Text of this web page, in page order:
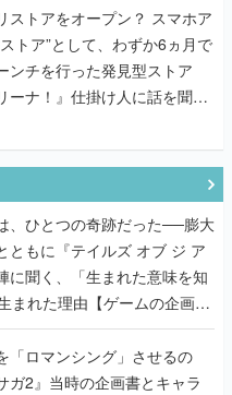
アをオープン？ スマホア
トア”として、わずか6ヵ月で
ンチを行った発見型ストア
ーナ！』仕掛け人に話を聞い
、ひとつの奇跡だった──膨大
ともに『テイルズ オブ ジ ア
に聞く、「生まれた意味を知
まれた理由【ゲームの企画
「ロマンシング」させるの
ガ2』当時の企画書とキャラ